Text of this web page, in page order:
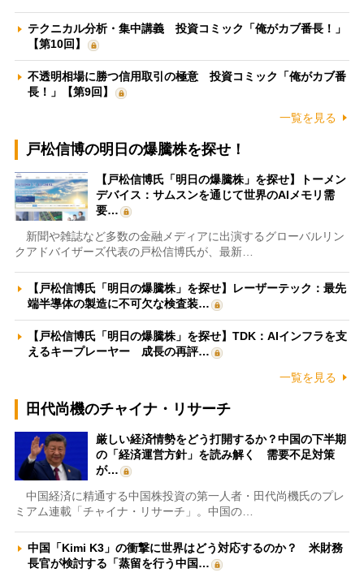
テクニカル分析・集中講義 投資コミック「俺がカブ番長！」
【第10回】
不透明相場に勝つ信用取引の極意 投資コミック「俺がカブ番
長！」【第9回】
一覧を見る
戸松信博の明日の爆騰株を探せ！
【戸松信博氏「明日の爆騰株」を探せ】トーメン
デバイス：サムスンを通じて世界のAIメモリ需
要…
新聞や雑誌など多数の金融メディアに出演するグローバルリン
クアドバイザーズ代表の戸松信博氏が、最新…
【戸松信博氏「明日の爆騰株」を探せ】レーザーテック：最先
端半導体の製造に不可欠な検査装…
【戸松信博氏「明日の爆騰株」を探せ】TDK：AIインフラを支
えるキープレーヤー 成長の再評…
一覧を見る
田代尚機のチャイナ・リサーチ
厳しい経済情勢をどう打開するか？中国の下半期
の「経済運営方針」を読み解く 需要不足対策
が…
中国経済に精通する中国株投資の第一人者・田代尚機氏のプレ
ミアム連載「チャイナ・リサーチ」。中国の…
中国「Kimi K3」の衝撃に世界はどう対応するのか？ 米財務
長官が検討する「蒸留を行う中国…